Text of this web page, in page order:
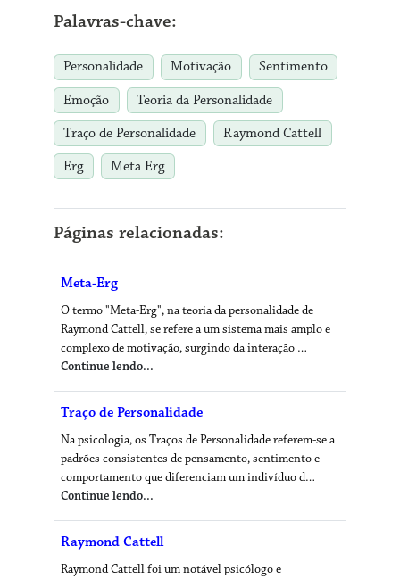
Palavras-chave:
Personalidade Motivação
Sentimento
Emoção
Teoria da Personalidade
Traço de Personalidade
Raymond Cattell
Erg
Meta Erg
Páginas relacionadas:
Meta-Erg
O termo "Meta-Erg", na teoria da personalidade de
Raymond Cattell, se refere a um sistema mais amplo e
complexo de motivação, surgindo da interação …
Continue lendo...
Traço de Personalidade
Na psicologia, os Traços de Personalidade referem-se a
padrões consistentes de pensamento, sentimento e
comportamento que diferenciam um indivíduo d…
Continue lendo...
Raymond Cattell
Raymond Cattell foi um notável psicólogo e